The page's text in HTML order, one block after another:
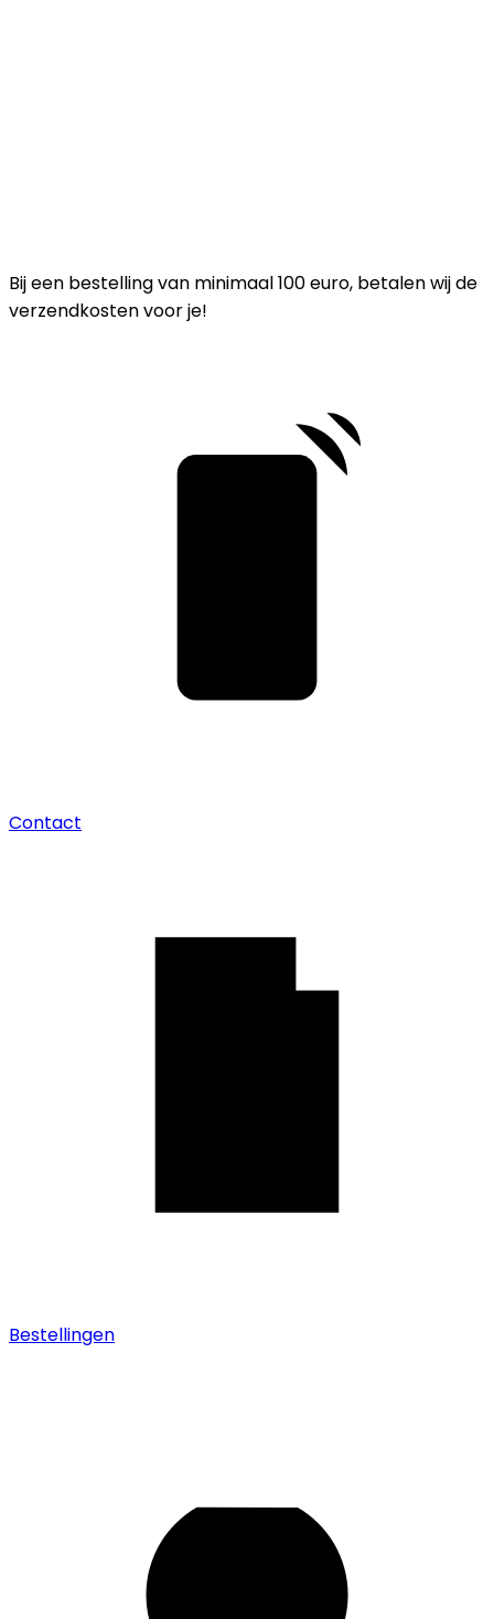
Bij een bestelling van minimaal 100 euro, betalen wij de
verzendkosten voor je!
Contact
Bestellingen